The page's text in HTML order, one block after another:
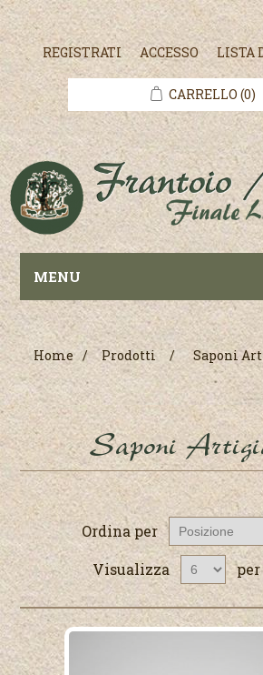
REGISTRATI ACCESSO LISTA
CARRELLO (0)
MENU
Home / Prodotti / Saponi
Saponi
Ordina per
Visualizza